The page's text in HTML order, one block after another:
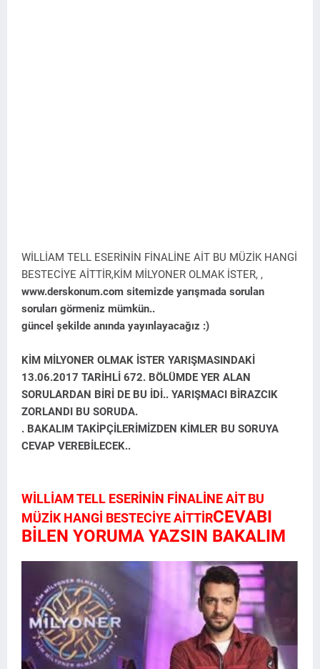
WİLLİAM TELL ESERİNİN FİNALİNE AİT BU MÜZİK HANGİ
BESTECİYE AİTTİR,KİM MİLYONER OLMAK İSTER, ,
www.derskonum.com sitemizde yarışmada sorulan
soruları görmeniz mümkün..
güncel şekilde anında yayınlayacağız :)
KİM MİLYONER OLMAK İSTER YARIŞMASINDAKİ
13.06.2017 TARİHLİ 672. BÖLÜMDE YER ALAN
SORULARDAN BİRİ DE BU İDİ.. YARIŞMACI BİRAZCIK
ZORLANDI BU SORUDA.
. BAKALIM TAKİPÇİLERİMİZDEN KİMLER BU SORUYA
CEVAP VEREBİLECEK..
WİLLİAM TELL ESERİNİN FİNALİNE AİT BU
MÜZİK HANGİ BESTECİYE AİTTİRCEVABI
BİLEN YORUMA YAZSIN BAKALIM